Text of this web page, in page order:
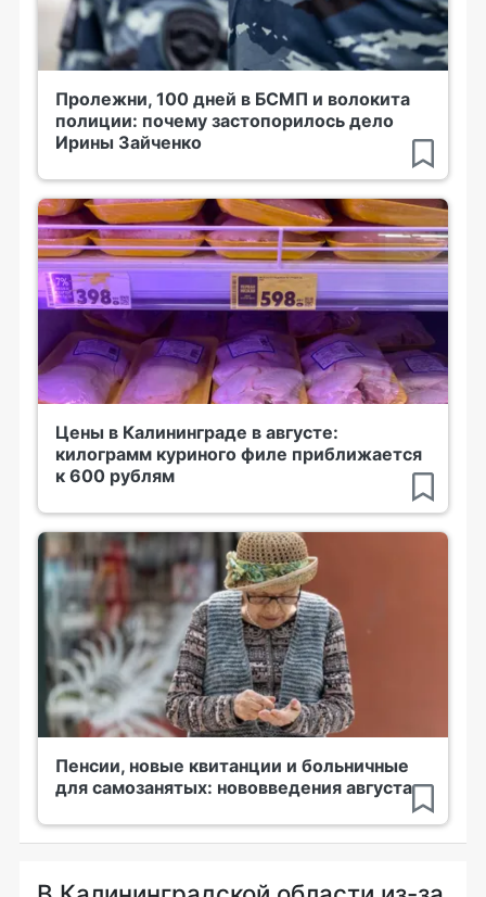
Пролежни, 100 дней в БСМП и волокита
полиции: почему застопорилось дело
Ирины Зайченко
Цены в Калининграде в августе:
килограмм куриного филе приближается
к 600 рублям
Пенсии, новые квитанции и больничные
для самозанятых: нововведения августа